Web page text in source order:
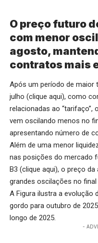
O preço futuro
com menor
agosto,
contratos mais
Após um período de maior
julho (clique aqui), como
relacionadas ao
vem oscilando menos no
apresentando número de
Além de uma menor
nas posições do mercado
B3 (clique aqui), o preço da
grandes oscilações no
A Figura ilustra a evolução
gordo para outubro de
longo de 2025.
-